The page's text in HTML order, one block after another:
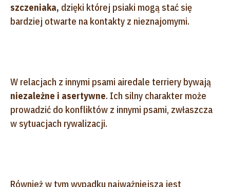
szczeniaka, dzięki której psiaki mogą stać się
bardziej otwarte na kontakty z nieznajomymi.
W relacjach z innymi psami airedale terriery bywają
niezależne i asertywne. Ich silny charakter może
prowadzić do konfliktów z innymi psami, zwłaszcza
w sytuacjach rywalizacji.
Również w tym wypadku najważniejsza jest